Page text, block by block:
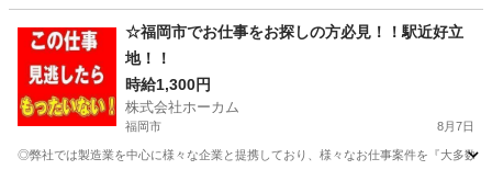
軽作業 土日
☆福岡市でお仕事をお探しの方必見！！駅近好立
地！！
時給1,300円
株式会社ホーカム
福岡市 8月7日
◎弊社では製造業を中心に様々な企業と提携しており、様々なお仕事案件を『大多数